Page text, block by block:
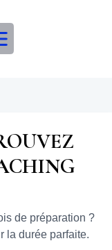
de préparation ?
la durée parfaite.